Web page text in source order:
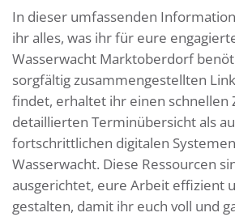
In dieser umfassenden
ihr alles, was ihr für eure
Wasserwacht Marktoberdorf
sorgfältig zusammengestellten
findet, erhaltet ihr einen schnellen
detaillierten Terminübersicht als
fortschrittlichen digitalen
Wasserwacht. Diese Ressourcen
ausgerichtet, eure Arbeit effizient
gestalten, damit ihr euch voll und